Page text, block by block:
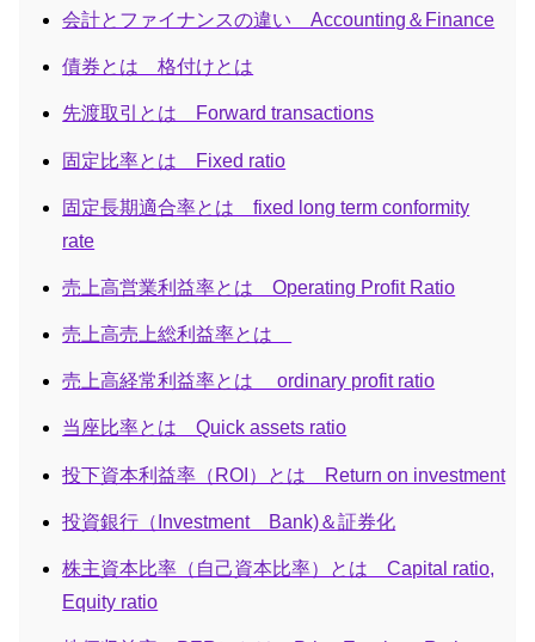
会計とファイナンスの違い Accounting＆Finance
債券とは 格付けとは
先渡取引とは Forward transactions
固定比率とは Fixed ratio
固定長期適合率とは fixed long term conformity
rate
売上高営業利益率とは Operating Profit Ratio
売上高売上総利益率とは
売上高経常利益率とは ordinary profit ratio
当座比率とは Quick assets ratio
投下資本利益率（ROI）とは Return on investment
投資銀行（Investment Bank)＆証券化
株主資本比率（自己資本比率）とは Capital ratio,
Equity ratio